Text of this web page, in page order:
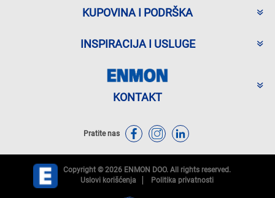
KUPOVINA I PODRŠKA
INSPIRACIJA I USLUGE
KONTAKT
Pratite nas
Copyright © 2026 ENMON DOO. All rights reserved.
Uslovi korišćenja
Politika privatnosti